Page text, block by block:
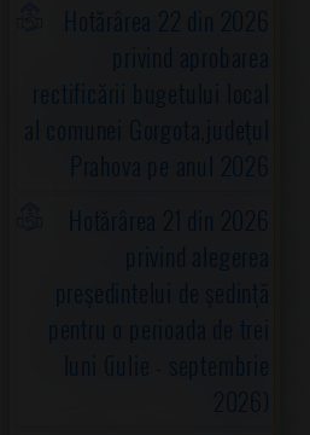
Hotărârea 22 din 2026
privind aprobarea
rectificării bugetului local
al comunei Gorgota,judeţul
Prahova pe anul 2026
Hotărârea 21 din 2026
privind alegerea
preşedintelui de şedinţă
pentru o perioada de trei
luni (iulie - septembrie
2026)